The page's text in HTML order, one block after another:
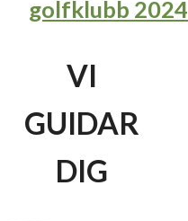
golfklubb 2024
VI
GUIDAR
DIG